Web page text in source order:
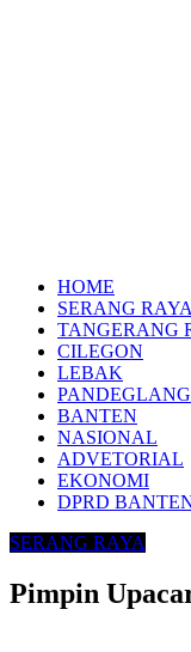
HOME
SERANG RAYA
TANGERANG
CILEGON
LEBAK
PANDEGLANG
BANTEN
NASIONAL
ADVETORIAL
EKONOMI
DPRD
SERANG RAYA
Pimpin